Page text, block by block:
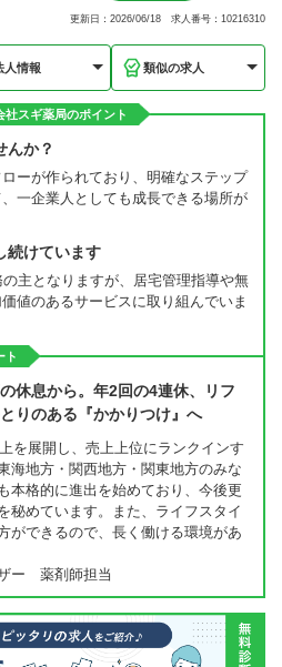
更新日：2026/06/18 求人番号：10216310
人情報 類似の求人
スギ薬局のポイント
んか？
ーが作られており、明確なステップ
一企業人としても成長できる場所が
続けています
主となりますが、居宅管理指導や無
値のあるサービスに取り組んでいま
ト
休息から。年2回の4連休、リフ
りのある『かかりつけ』へ
を展開し、売上上位にランクインす
海地方・関西地方・関東地方のみな
本格的に進出を始めており、今後更
秘めています。また、ライフスタイ
ができるので、長く働ける環境があ
ー 薬剤師担当